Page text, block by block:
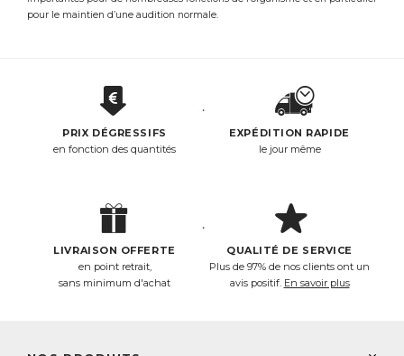
pour le maintien d’une audition normale.
PRIX DÉGRESSIFS
en fonction des quantités
EXPÉDITION RAPIDE
le jour même
LIVRAISON OFFERTE
en point retrait,
sans minimum d'achat
QUALITÉ DE SERVICE
Plus de 97% de nos clients ont un
avis positif. En savoir plus